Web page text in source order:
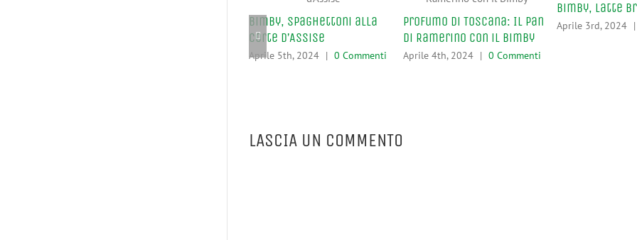
Bimby, Spaghettoni alla
Corte d’Assise
Aprile 5th, 2024 | 0 Commenti
Profumo di Toscana: Il Pan
di Ramerino con il Bimby
Aprile 4th, 2024 | 0 Commenti
Bimby, Latte
Aprile 3rd, 2024 |
LASCIA UN COMMENTO